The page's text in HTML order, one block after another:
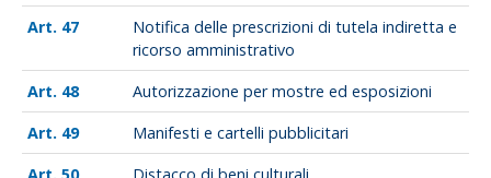
47
Notifica delle prescrizioni di tutela indiretta e
ricorso amministrativo
48
Autorizzazione per mostre ed esposizioni
49
Manifesti e cartelli pubblicitari